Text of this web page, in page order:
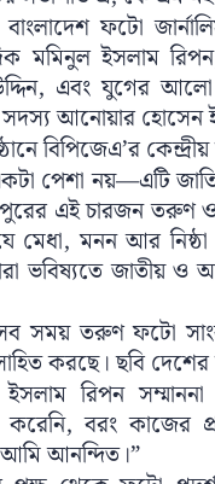
বাংলাদেশ ফটো
মমিনুল ইসলাম
এবং যুগের আলো
সদস্য আনোয়ার
বিপিজেএ’র
পেশা নয়—এটি
এই চারজন তরুণ
মেধা, মনন আর
ভবিষ্যতে জাতীয় ও
সময় তরুণ ফটো
করছে। ছবি
রিপন
বরং কাজের
আনন্দিত।”